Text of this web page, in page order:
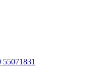
55071831